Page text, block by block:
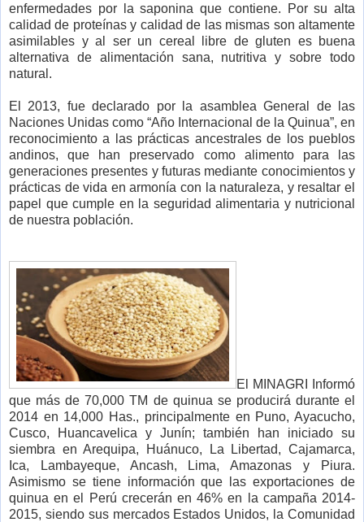
enfermedades por la saponina que contiene. Por su alta
calidad de proteínas y calidad de las mismas son altamente
asimilables y al ser un cereal libre de gluten es buena
alternativa de alimentación sana, nutritiva y sobre todo
natural.
El 2013, fue declarado por la asamblea General de las
Naciones Unidas como “Año Internacional de la Quinua”, en
reconocimiento a las prácticas ancestrales de los pueblos
andinos, que han preservado como alimento para las
generaciones presentes y futuras mediante conocimientos y
prácticas de vida en armonía con la naturaleza, y resaltar el
papel que cumple en la seguridad alimentaria y nutricional
de nuestra población.
El MINAGRI Informó
que más de 70,000 TM de quinua se producirá durante el
2014 en 14,000 Has., principalmente en Puno, Ayacucho,
Cusco, Huancavelica y Junín; también han iniciado su
siembra en Arequipa, Huánuco, La Libertad, Cajamarca,
Ica, Lambayeque, Ancash, Lima, Amazonas y Piura.
Asimismo se tiene información que las exportaciones de
quinua en el Perú crecerán en 46% en la campaña 2014-
2015, siendo sus mercados Estados Unidos, la Comunidad